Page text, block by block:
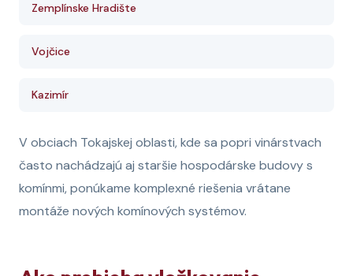
Zemplínske Hradište
Vojčice
Kazimír
V obciach Tokajskej oblasti, kde sa popri vinárstvach
často nachádzajú aj staršie hospodárske budovy s
komínmi, ponúkame komplexné riešenia vrátane
montáže nových komínových systémov.